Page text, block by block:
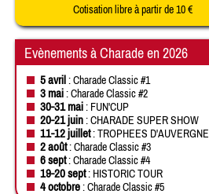
Cotisation libre à partir de 10 €
Evènements à Charade en 2026
5 avril: Charade Classic #1
3 mai: Charade Classic #2
30-31 mai: FUN'CUP
20-21 juin: CHARADE SUPER SHOW
11-12 juillet: TROPHEES D'AUVERGNE
2 août: Charade Classic #3
6 sept: Charade Classic #4
19-20 sept: HISTORIC TOUR
4 octobre: Charade Classic #5